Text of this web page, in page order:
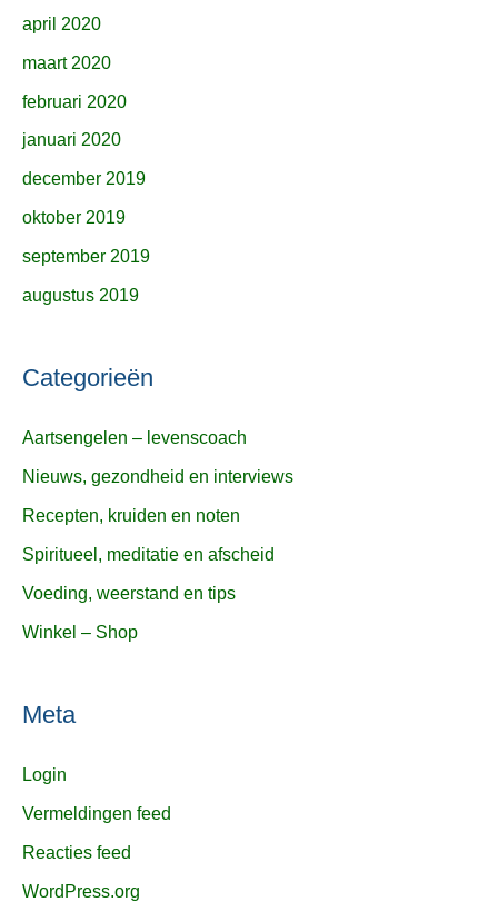
april 2020
maart 2020
februari 2020
januari 2020
december 2019
oktober 2019
september 2019
augustus 2019
Categorieën
Aartsengelen – levenscoach
Nieuws, gezondheid en interviews
Recepten, kruiden en noten
Spiritueel, meditatie en afscheid
Voeding, weerstand en tips
Winkel – Shop
Meta
Login
Vermeldingen feed
Reacties feed
WordPress.org